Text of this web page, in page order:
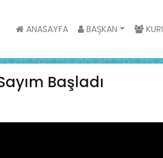
ANASAYFA BAŞKAN
Başladı